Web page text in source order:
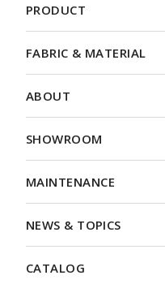
PRODUCT
PRODUCT
FABRIC & MATERIAL
FABRIC & MATERIAL
ABOUT
ABOUT
SHOWROOM
SHOWROOM
MAINTENANCE
MAINTENANCE
NEWS & TOPICS
NEWS & TOPICS
CATALOG